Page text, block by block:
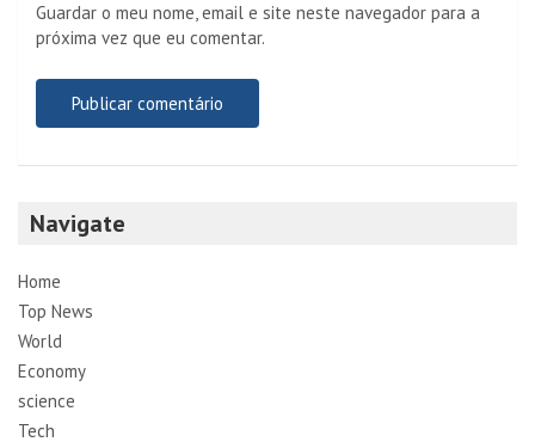
Guardar o meu nome, email e site neste navegador para a
próxima vez que eu comentar.
Navigate
Home
Top News
World
Economy
science
Tech